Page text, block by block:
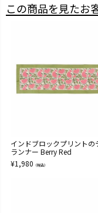
この商品を見たお
インドブロックプリントの
ランナー Berry Red
¥1,980 （税込）